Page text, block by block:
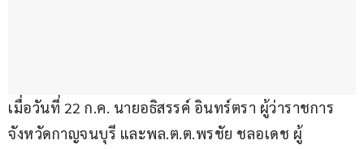
เมื่อวันที่ 22 ก.ค. นายอธิสรรค์ อินทร์ตรา ผู้ว่าราชการ
จังหวัดกาญจนบุรี และพล.ต.ต.พรชัย ชลอเดช ผู้